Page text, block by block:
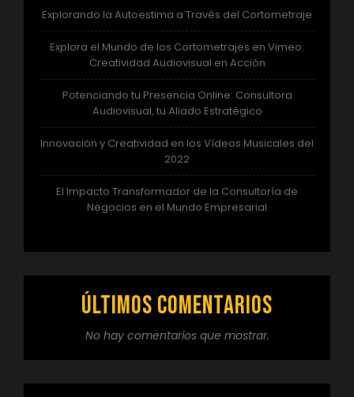
Explorando la Autoestima a Través del Cortometraje
Explora el Mundo de los Cortometrajes en Vimeo:
Creatividad Audiovisual en Acción
Potenciando tu Presencia Online: Consultora
Audiovisual, tu Aliado Estratégico
Innovación y Creatividad en los Vídeos Musicales del
2022
El Impacto Transformador de la Consultoría de
Negocios en el Mundo Empresarial
Últimos comentarios
No hay comentarios que mostrar.